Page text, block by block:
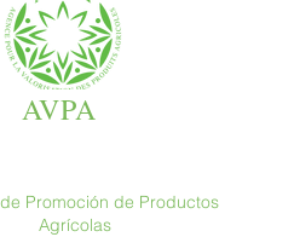
AVPA
Promoción de Productos
Agrícolas